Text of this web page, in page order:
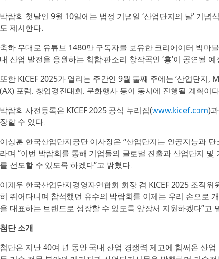
박람회 첫날인 9월 10일에는 법정 기념일 ‘산업단지의 날’ 기
도 제시한다.
축하 무대로 유튜브 1480만 구독자를 보유한 크리에이터 빅마
내 산업 발전을 응원하는 힙합·판소리 창작곡인 ‘흥’이 공연될
또한 KICEF 2025가 열리는 주간인 9월 둘째 주에는 ‘산업단지
(AX) 포럼, 창업경진대회, 문화행사 등이 동시에 진행될 계획이
박람회 사전등록은 KICEF 2025 공식 누리집(www.kicef.com)
장할 수 있다.
이상훈 한국산업단지공단 이사장은 “산업단지는 인공지능과
라며 “이번 박람회를 통해 기업들의 글로벌 진출과 산업단지
를 선도할 수 있도록 하겠다”고 밝혔다.
이계우 한국산업단지경영자연합회 회장 겸 KICEF 2025 조직
히 뛰어다니며 참석했던 유수의 박람회를 이제는 우리 손으로
을 대표하는 브랜드로 성장할 수 있도록 앞장서 지원하겠다”고
첨단 소개
첨단은 지난 40여 년 동안 국내 산업 경쟁력 제고에 힘써온 산